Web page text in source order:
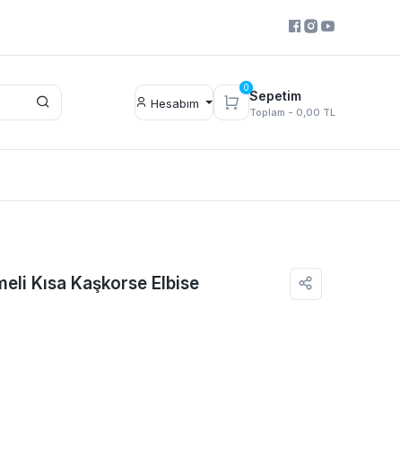
Hesabım
0
Sepetim
Toplam - 0,00 TL
Kısa Kaşkorse Elbise